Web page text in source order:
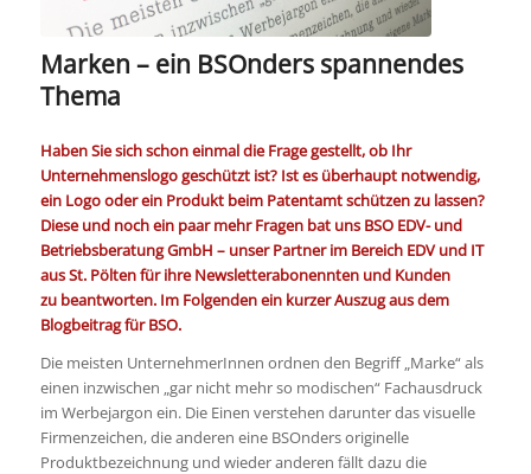
Marken – ein BSOnders spannendes
Thema
Haben Sie sich schon einmal die Frage gestellt, ob Ihr
Unternehmenslogo geschützt ist? Ist es überhaupt notwendig,
ein Logo oder ein Produkt beim Patentamt schützen zu lassen?
Diese und noch ein paar mehr Fragen bat uns BSO EDV- und
Betriebsberatung GmbH – unser Partner im Bereich EDV und IT
aus St. Pölten für ihre Newsletterabonennten und Kunden
zu beantworten. Im Folgenden ein kurzer Auszug aus dem
Blogbeitrag für BSO.
Die meisten UnternehmerInnen ordnen den Begriff „Marke“ als
einen inzwischen „gar nicht mehr so modischen“ Fachausdruck
im Werbejargon ein. Die Einen verstehen darunter das visuelle
Firmenzeichen, die anderen eine BSOnders originelle
Produktbezeichnung und wieder anderen fällt dazu die